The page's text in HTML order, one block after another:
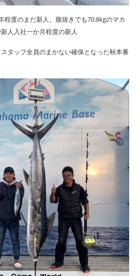
程度のまだ新人、腹抜きでも70.8kgのマカ
人入社一か月程度の新人
タッフ全員のまかない確保となった秋本番